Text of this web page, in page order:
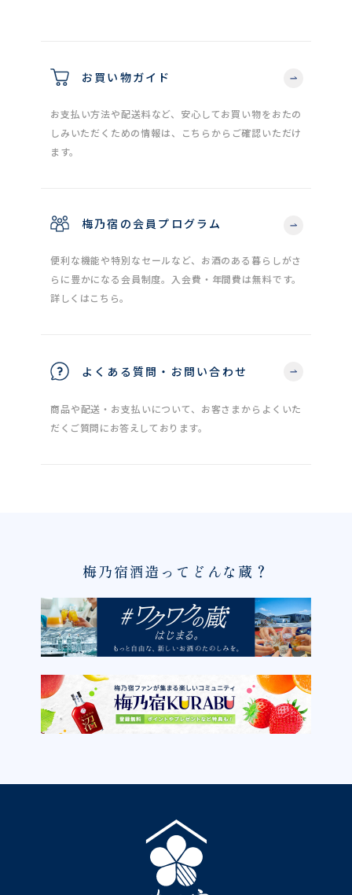
お買い物ガイド
お支払い方法や配送料など、安心してお買い物をおたの
しみいただくための情報は、こちらからご確認いただけ
ます。
梅乃宿の会員プログラム
便利な機能や特別なセールなど、お酒のある暮らしがさ
らに豊かになる会員制度。入会費・年間費は無料です。
詳しくはこちら。
よくある質問・お問い合わせ
商品や配送・お支払いについて、お客さまからよくいた
だくご質問にお答えしております。
梅乃宿酒造ってどんな蔵？